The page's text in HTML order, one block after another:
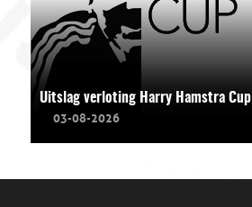
Uitslag verloting Harry Hamstra Cup
03-08-2026